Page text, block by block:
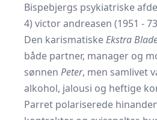
Bispebjergs psykiatriske
4) victor andreasen (1951 -
Den karismatiskeEkstra
både partner, manager og
sønnen Peter, men samlivet
alkohol, jalousi og heftige
Parret polariserede